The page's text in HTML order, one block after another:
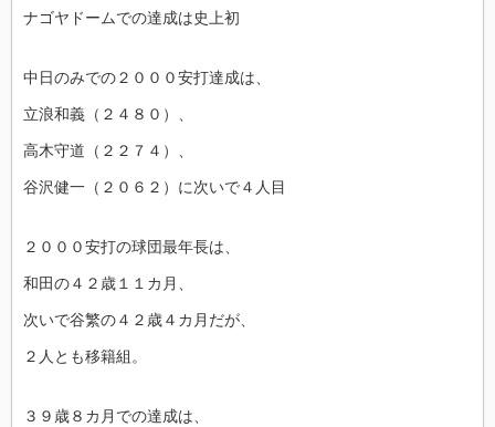
ナゴヤドームでの達成は史上初
中日のみでの２０００安打達成は、
立浪和義（２４８０）、
高木守道（２２７４）、
谷沢健一（２０６２）に次いで４人目
２０００安打の球団最年長は、
和田の４２歳１１カ月、
次いで谷繁の４２歳４カ月だが、
２人とも移籍組。
３９歳８カ月での達成は、